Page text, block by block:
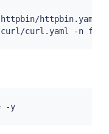
httpbin.yaml -
uninstall --purge -y